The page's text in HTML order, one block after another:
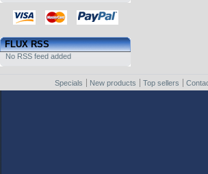
FLUX RSS
No RSS feed added
Specials New products Top sellers